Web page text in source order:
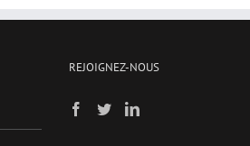
REJOIGNEZ-NOUS